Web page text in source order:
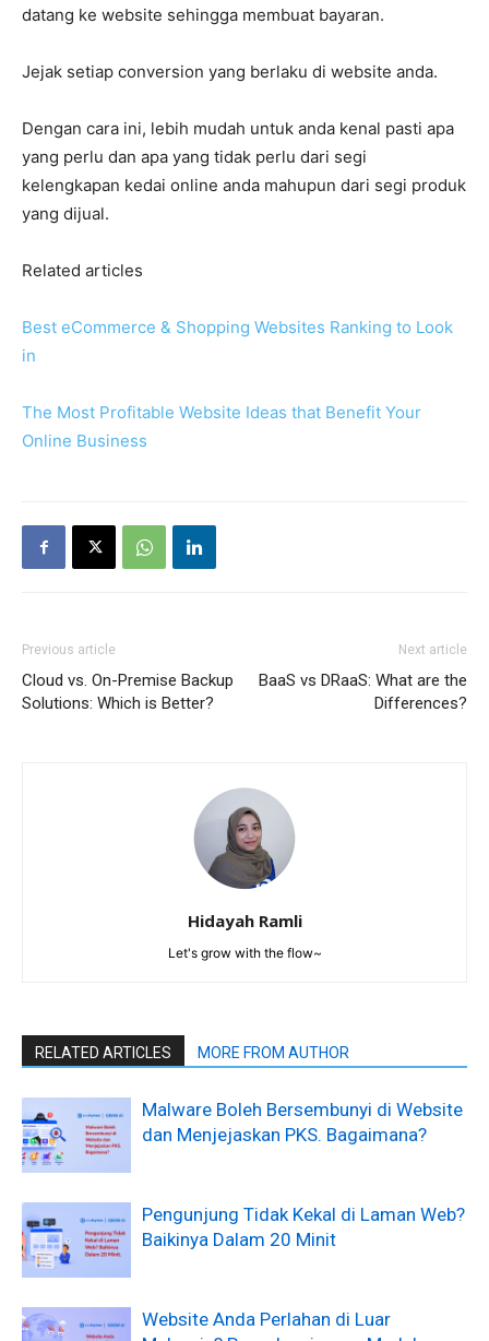
datang ke website sehingga membuat bayaran.
Jejak setiap conversion yang berlaku di website anda.
Dengan cara ini, lebih mudah untuk anda kenal pasti apa
yang perlu dan apa yang tidak perlu dari segi
kelengkapan kedai online anda mahupun dari segi produk
yang dijual.
Related articles
Best eCommerce & Shopping Websites Ranking to Look
in
The Most Profitable Website Ideas that Benefit Your
Online Business
Previous article
Cloud vs. On-Premise Backup
Solutions: Which is Better?
Next article
BaaS vs DRaaS: What are the
Differences?
Hidayah Ramli
Let's grow with the flow~
RELATED ARTICLES MORE FROM AUTHOR
Malware Boleh Bersembunyi di Website
dan Menjejaskan PKS. Bagaimana?
Pengunjung Tidak Kekal di Laman Web?
Baikinya Dalam 20 Minit
Website Anda Perlahan di Luar